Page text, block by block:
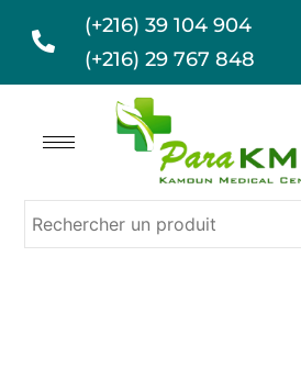
(+216) 39 104 904
(+216) 29 767 848